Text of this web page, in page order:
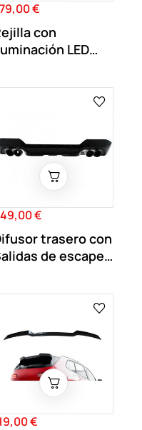
€
con
LED
€
trasero con
de escape
€